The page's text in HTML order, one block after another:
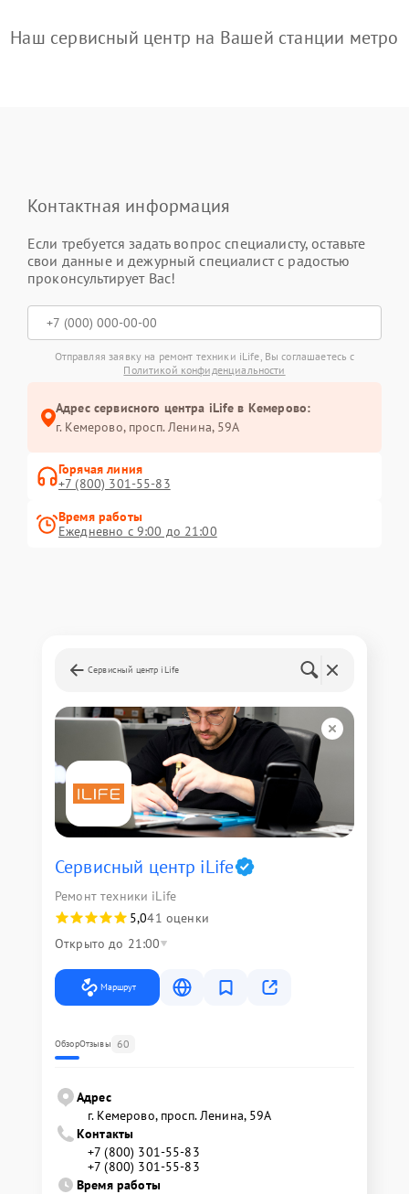
Наш сервисный центр на Вашей станции метро
Контактная информация
Если требуется задать вопрос специалисту, оставьте
свои данные и дежурный специалист с радостью
проконсультирует Вас!
Отправляя заявку на ремонт техники iLife, Вы соглашаетесь с
Политикой конфиденциальности
Адрес сервисного центра iLife в Кемерово:
г. Кемерово, просп. Ленина, 59А
Горячая линия
+7 (800) 301-55-83
Время работы
Ежедневно с 9:00 до 21:00
Сервисный центр iLife
Сервисный центр iLife
Ремонт техники iLife
5,041 оценки
Открыто до 21:00
Маршрут
ОбзорОтзывы 60
Адрес
г. Кемерово, просп. Ленина, 59А
Контакты
+7 (800) 301-55-83
+7 (800) 301-55-83
Время работы